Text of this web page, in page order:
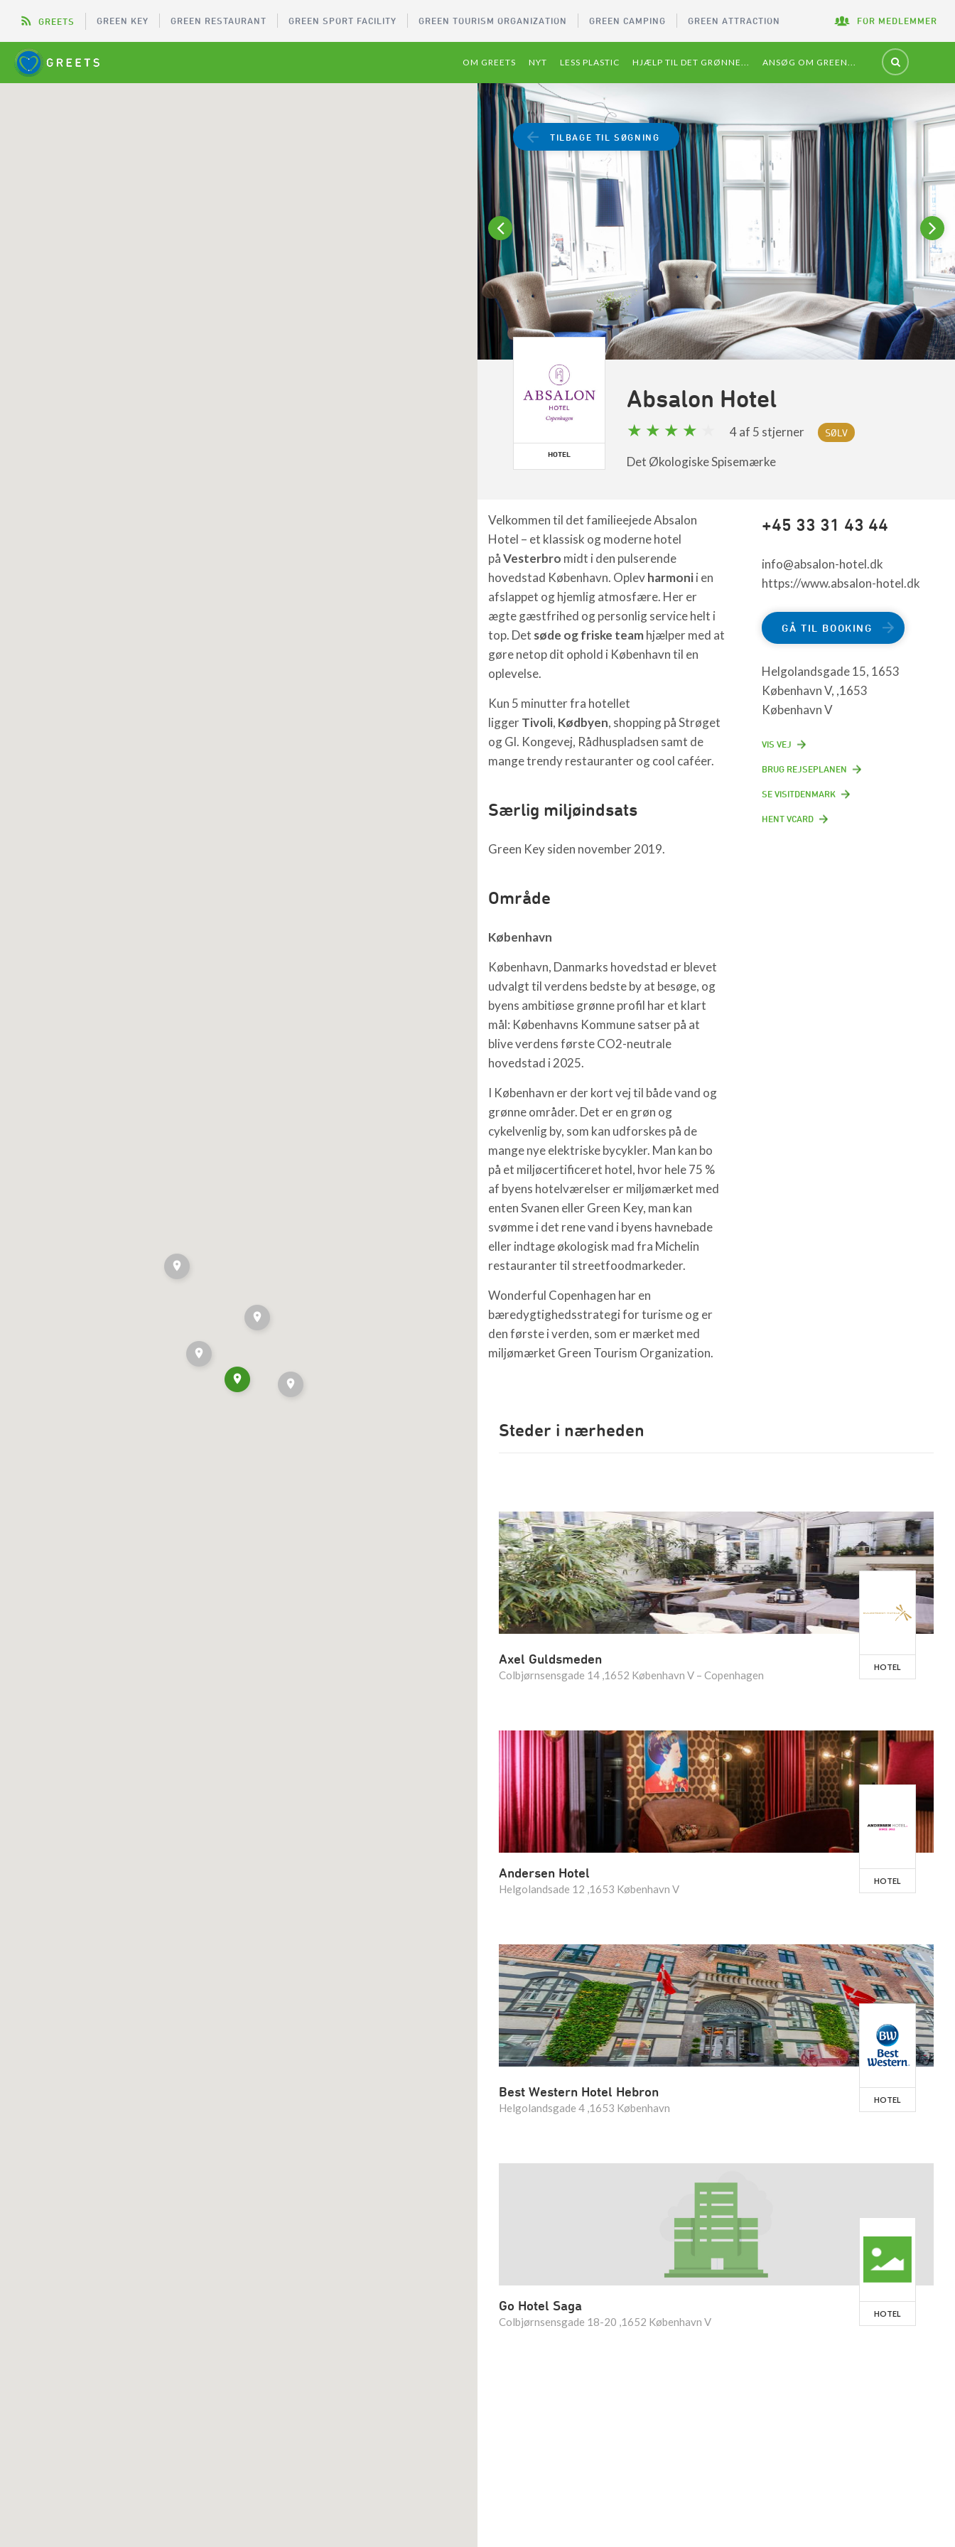
GREETS GREEN KEY GREEN RESTAURANT GREEN SPORT FACILITY GREEN TOURISM ORGANIZATION GREEN CAMPING GREEN ATTRACTION FOR MEDLEMMER
OM GREETS NYT LESS PLASTIC HJÆLP TIL DET GRØNNE... ANSØG OM GREEN...
HOTEL
TILBAGE TIL SØGNING
Absalon Hotel
4af 5 stjerner SØLV
Det Økologiske Spisemærke
Velkommen til det familieejede Absalon
Hotel – et klassisk og moderne hotel
påVesterbro midt i den pulserende
hovedstad København. Oplevharmonii en
afslappet og hjemlig atmosfære. Her er
ægte gæstfrihed og personlig service helt i
top. Det søde og friske teamhjælper med at
gøre netop dit ophold i København til en
oplevelse.
Kun 5 minutter fra hotellet
liggerTivoli, Kødbyen, shopping på Strøget
og Gl. Kongevej, Rådhuspladsen samt de
mange trendy restauranter og cool caféer.
Særlig miljøindsats
Green Key siden november 2019.
Område
København
København, Danmarks hovedstad er blevet
udvalgt til verdens bedste by at besøge, og
byens ambitiøse grønne profil har et klart
mål: Københavns Kommune satser på at
blive verdens første CO2-neutrale
hovedstad i 2025.
I København er der kort vej til både vand og
grønne områder. Det er en grøn og
cykelvenlig by, som kan udforskes på de
mange nye elektriske bycykler. Man kan bo
på et miljøcertificeret hotel, hvor hele 75 %
af byens hotelværelser er miljømærket med
enten Svanen eller Green Key, man kan
svømme i det rene vand i byens havnebade
eller indtage økologisk mad fra Michelin
restauranter til streetfoodmarkeder.
Wonderful Copenhagen har en
bæredygtighedsstrategi for turisme og er
den første i verden, som er mærket med
miljømærket Green Tourism Organization.
+45 33 31 43 44
info@absalon-hotel.dk
https://www.absalon-hotel.dk
GÅ TIL BOOKING
Helgolandsgade 15, 1653
København V, ,1653
København V
VIS VEJ
BRUG REJSEPLANEN
SE VISITDENMARK
HENT VCARD
Steder i nærheden
Axel Guldsmeden
Colbjørnsensgade 14 ,1652 København V – Copenhagen
HOTEL
Andersen Hotel
Helgolandsade 12 ,1653 København V
HOTEL
Best Western Hotel Hebron
Helgolandsgade 4 ,1653 København
HOTEL
Go Hotel Saga
Colbjørnsensgade 18-20 ,1652 København V
HOTEL